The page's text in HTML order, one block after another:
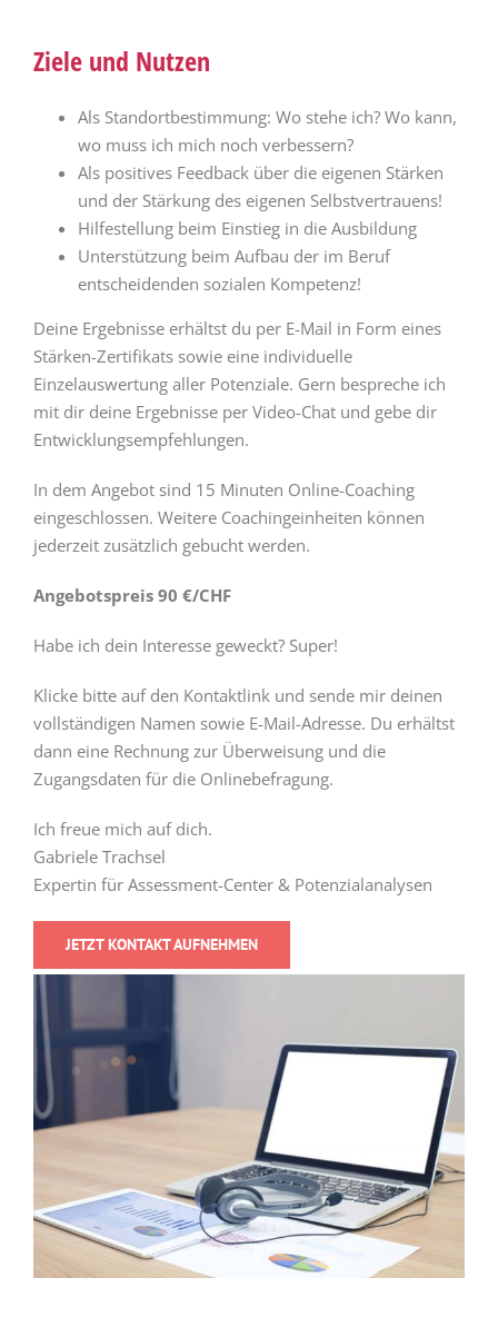
Ziele und Nutzen
Als Standortbestimmung: Wo stehe ich? Wo kann,
wo muss ich mich noch verbessern?
Als positives Feedback über die eigenen Stärken
und der Stärkung des eigenen Selbstvertrauens!
Hilfestellung beim Einstieg in die Ausbildung
Unterstützung beim Aufbau der im Beruf
entscheidenden sozialen Kompetenz!
Deine Ergebnisse erhältst du per E-Mail in Form eines
Stärken-Zertifikats sowie eine individuelle
Einzelauswertung aller Potenziale. Gern bespreche ich
mit dir deine Ergebnisse per Video-Chat und gebe dir
Entwicklungsempfehlungen.
In dem Angebot sind 15 Minuten Online-Coaching
eingeschlossen. Weitere Coachingeinheiten können
jederzeit zusätzlich gebucht werden.
Angebotspreis 90 €/CHF
Habe ich dein Interesse geweckt? Super!
Klicke bitte auf den Kontaktlink und sende mir deinen
vollständigen Namen sowie E-Mail-Adresse. Du erhältst
dann eine Rechnung zur Überweisung und die
Zugangsdaten für die Onlinebefragung.
Ich freue mich auf dich.
Gabriele Trachsel
Expertin für Assessment-Center & Potenzialanalysen
JETZT KONTAKT AUFNEHMEN